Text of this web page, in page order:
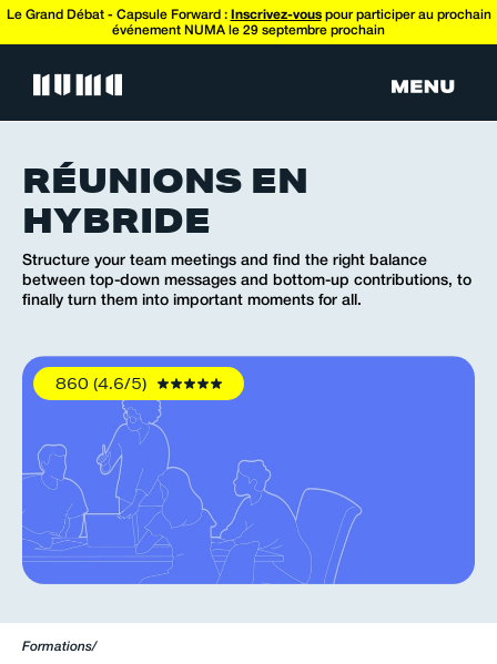
Le Grand Débat - Capsule Forward : Inscrivez-vouspour participer au prochain
événement NUMA le 29 septembre prochain
RÉUNIONS EN
HYBRIDE
Structure your team meetings and find the right balance
between top-down messages and bottom-up contributions, to
finally turn them into important moments for all.
860 (4.6/5)
Formations/